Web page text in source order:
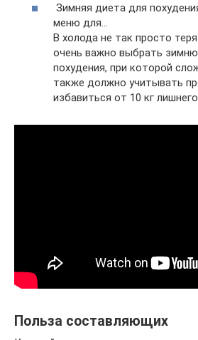
Зимняя диета для
меню для…
В холода не так просто
очень важно выбрать
похудения, при которой
также должно учитывать
избавиться от 10 кг
Польза составляющих